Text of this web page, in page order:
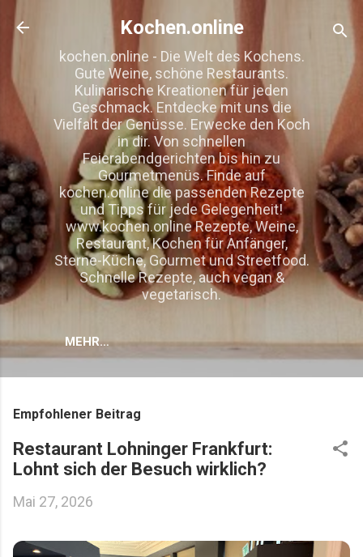
Direkt zum Hauptbereich
Kochen.online
kochen.online - Die Welt des Kochens.
Gute Weine, schöne Restaurants.
Kulinarische Kreationen für jeden
Geschmack. Entdecke mit uns die
Vielfalt der Genüsse. Erwecke den Koch
in dir. Von schnellen
Feierabendgerichten bis hin zu
Gourmetmenüs. Finde auf
kochen.online die passenden Rezepte
und Tipps für jede Gelegenheit!
www.kochen.online Rezepte, Weine,
Restaurant, Kochen für Anfänger,
Sterne-Küche, Gourmet und Streetfood.
Schnelle Rezepte, auch vegan &
vegetarisch.
MEHR…
Empfohlener Beitrag
Restaurant Lohninger Frankfurt:
Lohnt sich der Besuch wirklich?
Mai 27, 2026